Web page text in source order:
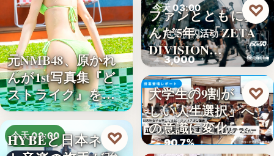
元NMB48、原かれ
んが1st写真集『ど
ストライク』を…
今天 09:00
HYBEと日本ネッ
♡
今天 03:00
电竞快闪活动
3,000
ファンとともに歩
んだ5年。「ZETA
DIVISION…
♡
今天 03:00
金融教育
90.7%
大学生の9割が「正
しい人生選択」へ
の意識に変化。ブ
ロード…
♡